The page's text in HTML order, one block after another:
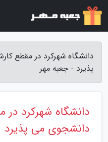
دانشگاه شهرکرد در مقطع
پذیرد - جعبه مهر
دانشگاه شهرکرد در
دانشجوی می پذیرد